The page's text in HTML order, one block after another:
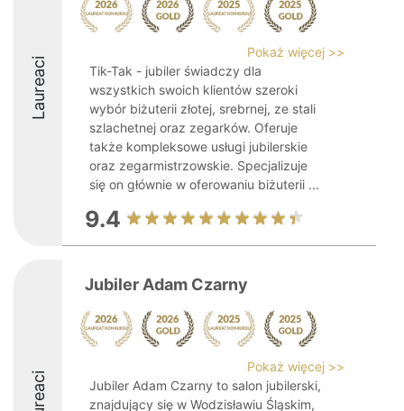
Laureaci
Pokaż więcej >>
Tik-Tak - jubiler świadczy dla
wszystkich swoich klientów szeroki
wybór biżuterii złotej, srebrnej, ze stali
szlachetnej oraz zegarków. Oferuje
także kompleksowe usługi jubilerskie
oraz zegarmistrzowskie. Specjalizuje
się on głównie w oferowaniu biżuterii ...
9.4
Jubiler Adam Czarny
Pokaż więcej >>
Jubiler Adam Czarny to salon jubilerski,
znajdujący się w Wodzisławiu Śląskim,